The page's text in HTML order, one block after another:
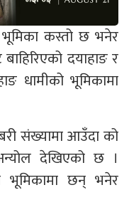
कस्तो छ भनेर
दयाहाङ र
धामीको भूमिकामा
संख्यामा आउँदा को
देखिएको छ ।
भूमिकामा छन् भनेर